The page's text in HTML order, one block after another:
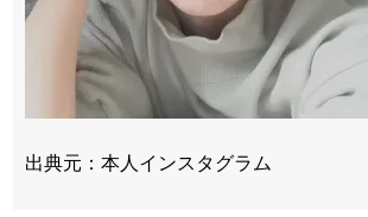
出典元：本人インスタグラム